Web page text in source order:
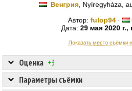
Венгрия, Nyíregyháza,
Автор: fulop94 ·
Дата: 29 мая 2020 г.,
Показать место съёмки
Оценка +3
Параметры съёмки